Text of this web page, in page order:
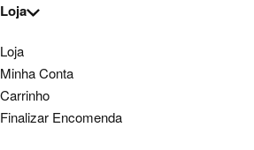
Loja
Loja
Minha Conta
Carrinho
Finalizar Encomenda